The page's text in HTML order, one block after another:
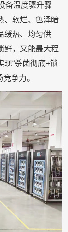
备温度骤升骤
、软烂、色泽暗
缓热、均匀供
鲜，又能最大程
现“杀菌彻底+锁
争力。